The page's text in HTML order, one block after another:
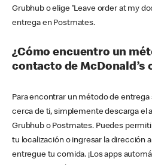
Grubhub o elige “Leave order at my
entrega en Postmates.
¿Cómo encuentro un
contacto de McDonald’s
Para encontrar un método de entrega
cerca de ti, simplemente descarga el
Grubhub o Postmates. Puedes
tu localización o ingresar la dirección
entregue tu comida. ¡Los apps